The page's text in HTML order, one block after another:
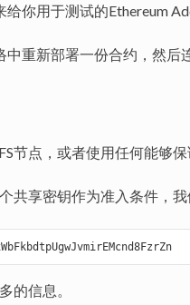
你用于测试的Ethereum
重新部署一份合约，然后
节点，或者使用任何能够
共享密钥作为准入条件，
Qmb6FLzi2B56ssnmtWxWbFkbdtpUgwJvmirEMcnd8FzrZn
的信息。